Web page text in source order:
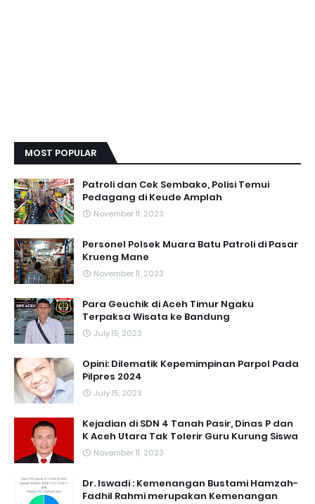
MOST POPULAR
Patroli dan Cek Sembako, Polisi Temui
Pedagang di Keude Amplah
November 11, 2023
Personel Polsek Muara Batu Patroli di Pasar
Krueng Mane
November 11, 2023
Para Geuchik di Aceh Timur Ngaku
Terpaksa Wisata ke Bandung
July 15, 2023
Opini: Dilematik Kepemimpinan Parpol Pada
Pilpres 2024
July 15, 2023
Kejadian di SDN 4 Tanah Pasir, Dinas P dan
K Aceh Utara Tak Tolerir Guru Kurung Siswa
November 11, 2023
Dr. Iswadi : Kemenangan Bustami Hamzah-
Fadhil Rahmi merupakan Kemenangan